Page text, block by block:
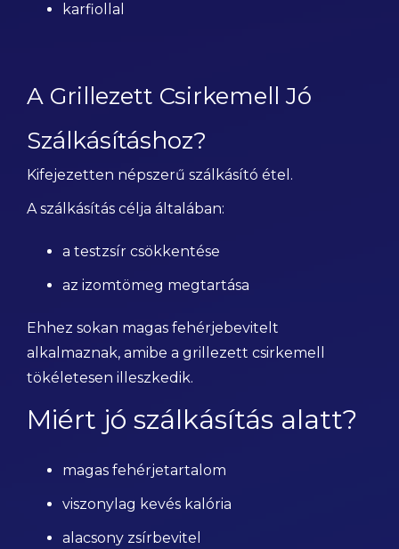
karfiollal
A Grillezett Csirkemell Jó
Szálkásításhoz?
Kifejezetten népszerű szálkásító étel.
A szálkásítás célja általában:
a testzsír csökkentése
az izomtömeg megtartása
Ehhez sokan magas fehérjebevitelt
alkalmaznak, amibe a grillezett csirkemell
tökéletesen illeszkedik.
Miért jó szálkásítás alatt?
magas fehérjetartalom
viszonylag kevés kalória
alacsony zsírbevitel